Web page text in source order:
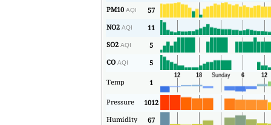
PM10 AQI
57
NO2 AQI
11
SO2 AQI
5
CO AQI 5
Temp 1
Pressure
1012
Humidity
67